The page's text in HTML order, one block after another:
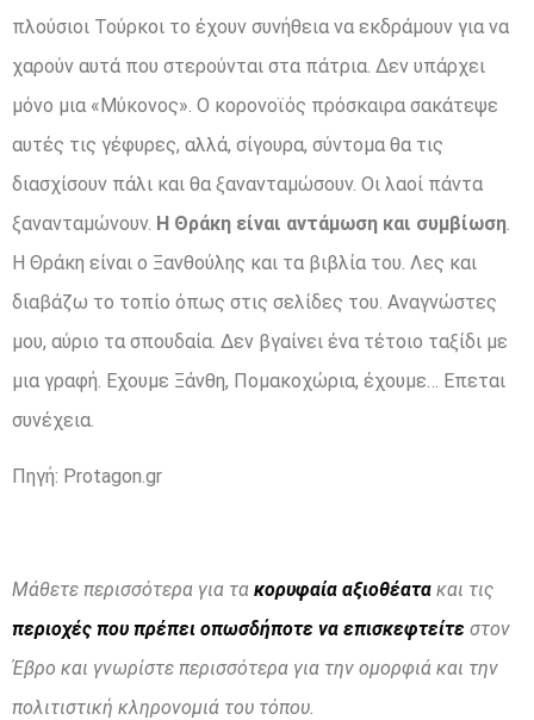
πλούσιοι Τούρκοι το έχουν συνήθεια να εκδράμουν για να
χαρούν αυτά που στερούνται στα πάτρια. Δεν υπάρχει
μόνο μια «Μύκονος». Ο κορονοϊός πρόσκαιρα σακάτεψε
αυτές τις γέφυρες, αλλά, σίγουρα, σύντομα θα τις
διασχίσουν πάλι και θα ξανανταμώσουν. Οι λαοί πάντα
ξανανταμώνουν. Η Θράκη είναι αντάμωση και συμβίωση
Η Θράκη είναι ο Ξανθούλης και τα βιβλία του. Λες και
διαβάζω το τοπίο όπως στις σελίδες του. Αναγνώστες
μου, αύριο τα σπουδαία. Δεν βγαίνει ένα τέτοιο ταξίδι με
μια γραφή. Εχουμε Ξάνθη, Πομακοχώρια, έχουμε… Επεται
συνέχεια.
Πηγή: Protagon.gr
Μάθετε περισσότερα για τα κορυφαία αξιοθέατα και τις
περιοχές που πρέπει οπωσδήποτε να επισκεφτείτε στον
Έβρο και γνωρίστε περισσότερα για την ομορφιά και την
πολιτιστική κληρονομιά του τόπου.